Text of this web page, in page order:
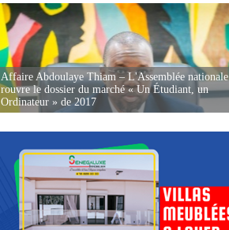
Affaire Abdoulaye Thiam – L'Assemblée nationale
rouvre le dossier du marché « Un Étudiant, un
Ordinateur » de 2017